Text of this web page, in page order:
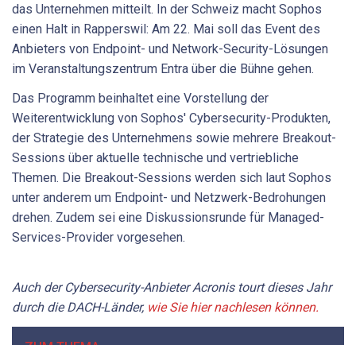
das Unternehmen mitteilt. In der Schweiz macht Sophos
einen Halt in Rapperswil: Am 22. Mai soll das Event des
Anbieters von Endpoint- und Network-Security-Lösungen
im Veranstaltungszentrum Entra über die Bühne gehen.
Das Programm beinhaltet eine Vorstellung der
Weiterentwicklung von Sophos' Cybersecurity-Produkten,
der Strategie des Unternehmens sowie mehrere Breakout-
Sessions über aktuelle technische und vertriebliche
Themen. Die Breakout-Sessions werden sich laut Sophos
unter anderem um Endpoint- und Netzwerk-Bedrohungen
drehen. Zudem sei eine Diskussionsrunde für Managed-
Services-Provider vorgesehen.
Auch der Cybersecurity-Anbieter Acronis tourt dieses Jahr
durch die DACH-Länder, wie Sie hier nachlesen können.